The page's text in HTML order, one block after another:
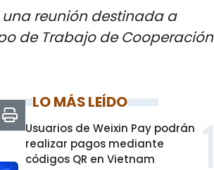
una reunión destinada a
de Trabajo de Cooperación
LO MÁS LEÍDO
Usuarios de Weixin Pay podrán
realizar pagos mediante
códigos QR en Vietnam